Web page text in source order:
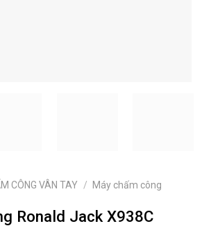
CÔNG VÂN TAY /
Máy chấm công
Ronald Jack X938C